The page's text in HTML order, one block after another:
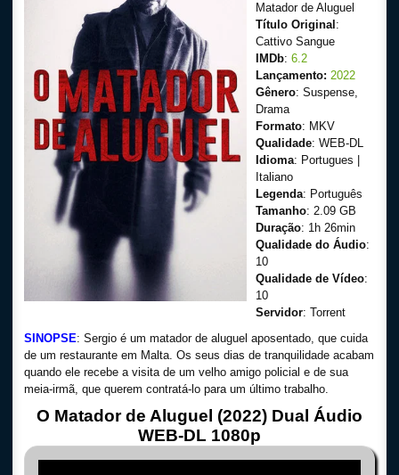
Dublado
Legendado
Matador de Aluguel
Título Original :
Cattivo Sangue
IMDb: 6.2
Lançamento: 2022
Gênero: Suspense,
Drama
Formato: MKV
Qualidade: WEB-DL
Idioma: Portugues |
Italiano
Legenda: Português
Tamanho: 2.09 GB
Duração: 1h 26min
Qualidade do Áudio:
10
Qualidade de Vídeo:
10
Servidor: Torrent
SINOPSE: Sergio é um matador de aluguel aposentado, que cuida
de um restaurante em Malta. Os seus dias de tranquilidade acabam
quando ele recebe a visita de um velho amigo policial e de sua
meia-irmã, que querem contratá-lo para um último trabalho.
O Matador de Aluguel (2022) Dual Áudio
WEB-DL 1080p